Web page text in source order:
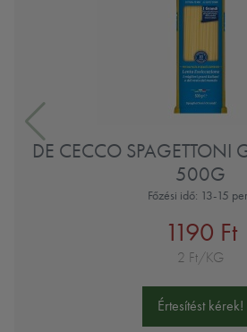
DE CECCO SPAGETTONI
500G
Főzési idő: 13-15
1190 Ft
2 Ft/KG
Értesítést kérek!